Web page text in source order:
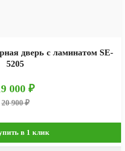
дверь с ламинатом SE-
5205
000 ₽
20 900 ₽
в 1 клик